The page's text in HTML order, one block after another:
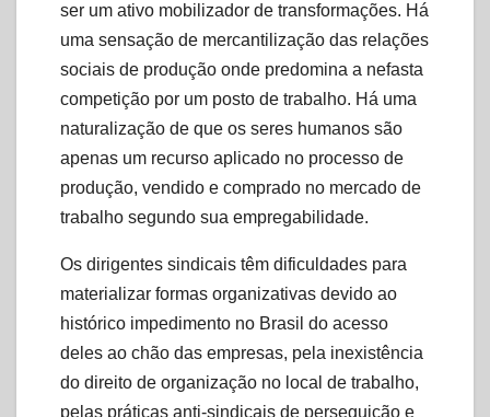
ser um ativo mobilizador de transformações. Há
uma sensação de mercantilização das relações
sociais de produção onde predomina a nefasta
competição por um posto de trabalho. Há uma
naturalização de que os seres humanos são
apenas um recurso aplicado no processo de
produção, vendido e comprado no mercado de
trabalho segundo sua empregabilidade.
Os dirigentes sindicais têm dificuldades para
materializar formas organizativas devido ao
histórico impedimento no Brasil do acesso
deles ao chão das empresas, pela inexistência
do direito de organização no local de trabalho,
pelas práticas anti-sindicais de perseguição e